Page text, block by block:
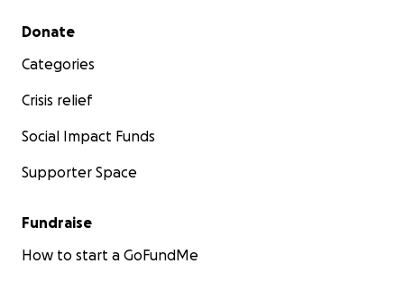
Secondary menu
Donate
Categories
Crisis relief
Social Impact Funds
Supporter Space
Fundraise
How to start a GoFundMe